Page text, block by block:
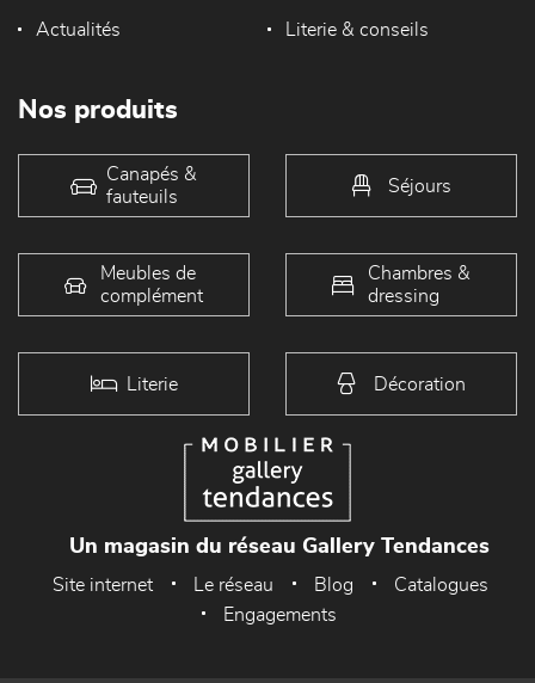
Actualités Literie & conseils
Nos produits
Canapés &
fauteuils
Séjours
Meubles de
complément
Chambres &
dressing
Literie Décoration
Un magasin du réseau Gallery Tendances
Site internet Le réseau Blog
Catalogues
Engagements